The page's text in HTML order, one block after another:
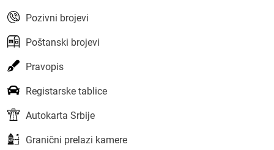
Pozivni brojevi
Poštanski brojevi
Pravopis
Registarske tablice
Autokarta Srbije
Granični prelazi kamere